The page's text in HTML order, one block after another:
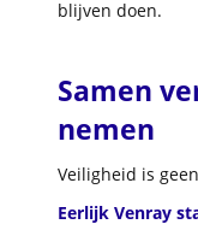
blijven doen.
Samen
nemen
Veiligheid is
Eerlijk Venray